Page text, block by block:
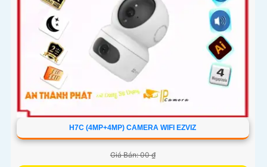
H7C (4MP+4MP) CAMERA WIFI EZVIZ
Giá Bán: 00 ₫